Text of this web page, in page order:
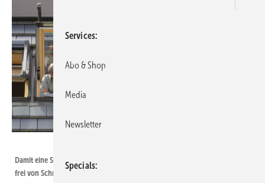
Damit eine Solaranlage ihren maximalen Ertrag bringt, müssen die Module
frei von Schmutz und anderen Ablagerungen sein. Deshalb empfiehlt sich
Services
Abo & Shop
Media
Newsletter
Specials